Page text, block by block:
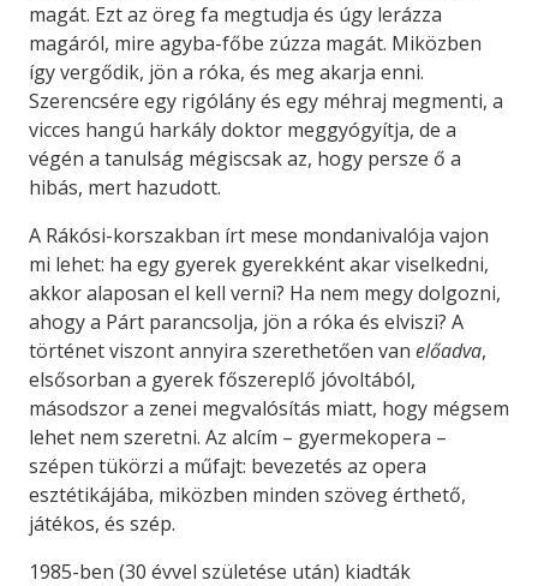
magát. Ezt az öreg fa megtudja és úgy lerázza
magáról, mire agyba-főbe zúzza magát. Miközben
így vergődik, jön a róka, és meg akarja enni.
Szerencsére egy rigólány és egy méhraj megmenti, a
vicces hangú harkály doktor meggyógyítja, de a
végén a tanulság mégiscsak az, hogy persze ő a
hibás, mert hazudott.
A Rákósi-korszakban írt mese mondanivalója vajon
mi lehet: ha egy gyerek gyerekként akar viselkedni,
akkor alaposan el kell verni? Ha nem megy dolgozni,
ahogy a Párt parancsolja, jön a róka és elviszi? A
történet viszont annyira szerethetően van előadva,
elsősorban a gyerek főszereplő jóvoltából,
másodszor a zenei megvalósítás miatt, hogy mégsem
lehet nem szeretni. Az alcím – gyermekopera –
szépen tükörzi a műfajt: bevezetés az opera
esztétikájába, miközben minden szöveg érthető,
játékos, és szép.
1985-ben (30 évvel születése után) kiadták